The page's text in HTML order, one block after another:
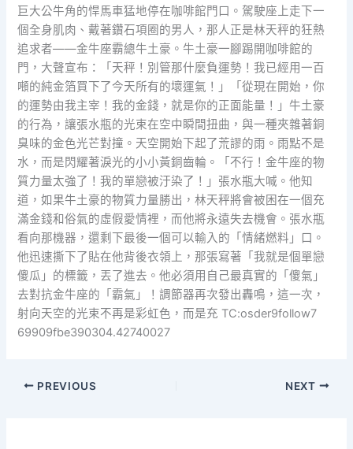
巨大公牛角的悍馬車猛地停在咖啡館門口。駕駛座上走下一
個全身肌肉、戴著鑽石項圈的男人，那人正是林天秤的狂熱
追求者——金牛座霸總牛土豪。牛土豪一腳踢開咖啡館的
門，大聲宣布：「天秤！別管那什麼負運勢！我已經用一百
噸的純金箔買下了今天所有的壞運氣！」「從現在開始，你
的運勢由我主宰！我的金錢，就是你的正面能量！」牛土豪
的行為，讓張水瓶的光束在空中瞬間扭曲，與一種夾雜著銅
臭味的金色光芒對撞。天空開始下起了荒謬的雨。雨點不是
水，而是閃耀著淚光的小小黃銅齒輪。「不行！金牛座的物
質力量太強了！我的單戀被汙染了！」張水瓶大喊。他知
道，如果牛土豪的物質力量勝出，林天秤將會被困在一個充
滿金錢和俗氣的虛假愛情裡，而他將永遠失去機會。張水瓶
看向那機器，還剩下最後一個可以輸入的「情緒燃料」口。
他迅速撕下了貼在他背後衣領上，那張寫著「我就是個單戀
傻瓜」的標籤，丟了進去。他必須用自己最真實的「傻氣」
去對抗金牛座的「霸氣」！調節器再次發出轟鳴，這一次，
射向天空的光束不再是彩虹色，而是充 TC:osder9follow7
69909fbe390304.42740027
PREVIOUS NEXT